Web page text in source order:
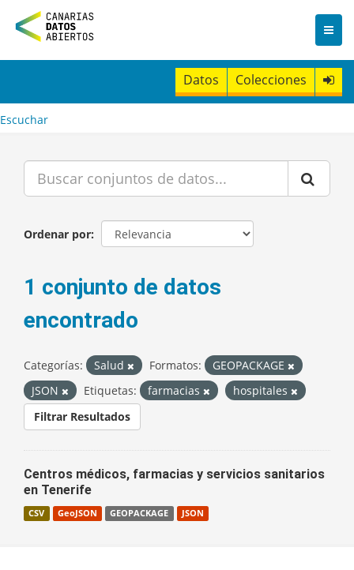
n
t
Datos Colecciones
Escuchar
Ordenar por
1 conjunto de datos
encontrado
Categorías: Salud Formatos:
GEOPACKAGE
JSON
Etiquetas: farmacias
hospitales
Filtrar Resultados
Centros médicos, farmacias y servicios sanitarios
en Tenerife
CSV GeoJSON GEOPACKAGE JSON